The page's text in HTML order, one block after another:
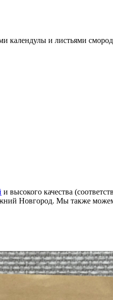
календулы и листьями
и высокого качества
Новгород. Мы также